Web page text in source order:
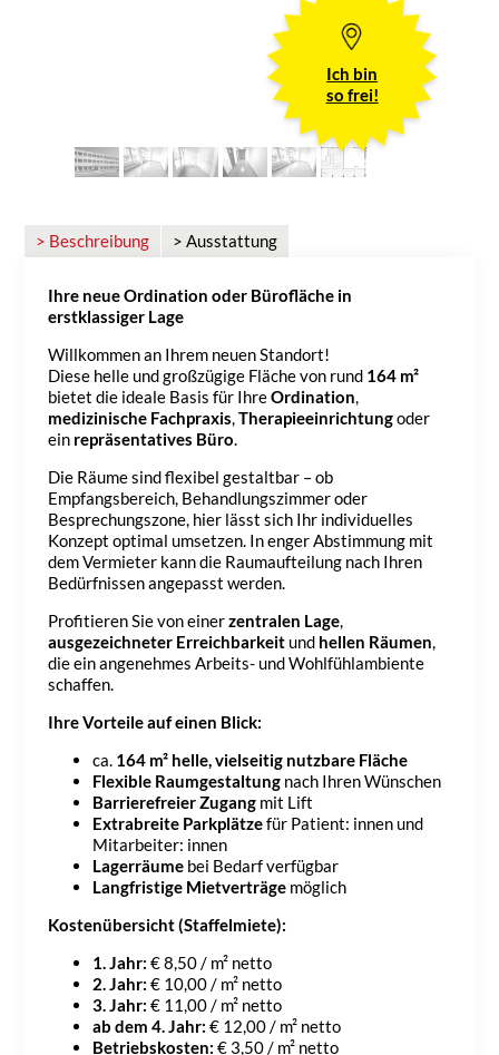
Ich bin
so frei!
> Beschreibung > Ausstattung
Ihre neue Ordination oder Bürofläche in
erstklassiger Lage
Willkommen an Ihrem neuen Standort!
Diese helle und großzügige Fläche von rund 164 m²
bietet die ideale Basis für IhreOrdination,
medizinische Fachpraxis,Therapieeinrichtungoder
ein repräsentatives Büro.
Die Räume sind flexibel gestaltbar – ob
Empfangsbereich, Behandlungszimmer oder
Besprechungszone, hier lässt sich Ihr individuelles
Konzept optimal umsetzen. In enger Abstimmung mit
dem Vermieter kann die Raumaufteilung nach Ihren
Bedürfnissen angepasst werden.
Profitieren Sie von einerzentralen Lage,
ausgezeichneter Erreichbarkeitund hellen Räumen,
die ein angenehmes Arbeits- und Wohlfühlambiente
schaffen.
Ihre Vorteile auf einen Blick:
ca. 164 m² helle, vielseitig nutzbare Fläche
Flexible Raumgestaltungnach Ihren Wünschen
Barrierefreier Zugangmit Lift
Extrabreite Parkplätzefür Patient: innen und
Mitarbeiter: innen
Lagerräumebei Bedarf verfügbar
Langfristige Mietverträgemöglich
Kostenübersicht (Staffelmiete):
1. Jahr: € 8,50 / m² netto
2. Jahr: € 10,00 / m² netto
3. Jahr: € 11,00 / m² netto
ab dem 4. Jahr: € 12,00 / m² netto
Betriebskosten: € 3,50 / m² netto